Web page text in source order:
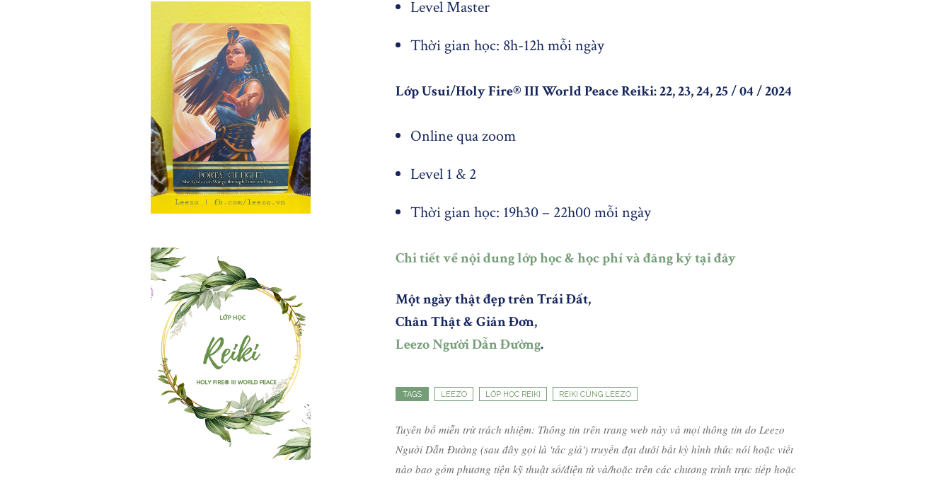
...................................................................................
.............................................
Level Master
Thời gian học: 8h-12h mỗi ngày
Lớp Usui/Holy Fire® III World Peace Reiki: 22, 23, 24, 25 / 04 / 2024
Online qua zoom
Level 1 & 2
Thời gian học: 19h30 – 22h00 mỗi ngày
Chi tiết về nội dung lớp học & học phí và đăng ký tại đây
Một ngày thật đẹp trên Trái Đất,
Chân Thật & Giản Đơn,
Leezo Người Dẫn Đường.
TAGS LEEZO LỚP HỌC REIKI REIKI CÙNG LEEZO
Tuyên bố miễn trừ trách nhiệm: Thông tin trên trang web này và mọi thông tin do Leezo
Người Dẫn Đường (sau đây gọi là 'tác giả') truyền đạt dưới bất kỳ hình thức nói hoặc viết
nào bao gồm phương tiện kỹ thuật số/điện tử và/hoặc trên các chương trình trực tiếp hoặc